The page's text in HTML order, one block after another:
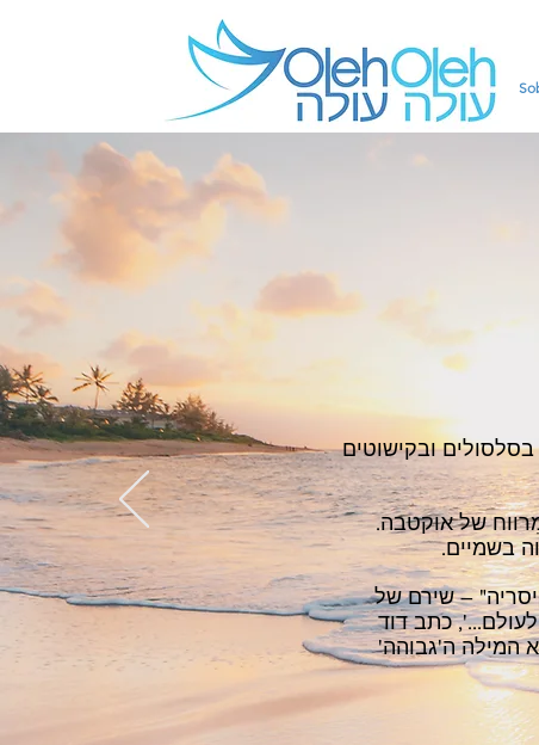
ובקישוטים
של אוקטבה.
בשמיים.
– שירם של
כתב דוד
המילה ה'גבוהה'